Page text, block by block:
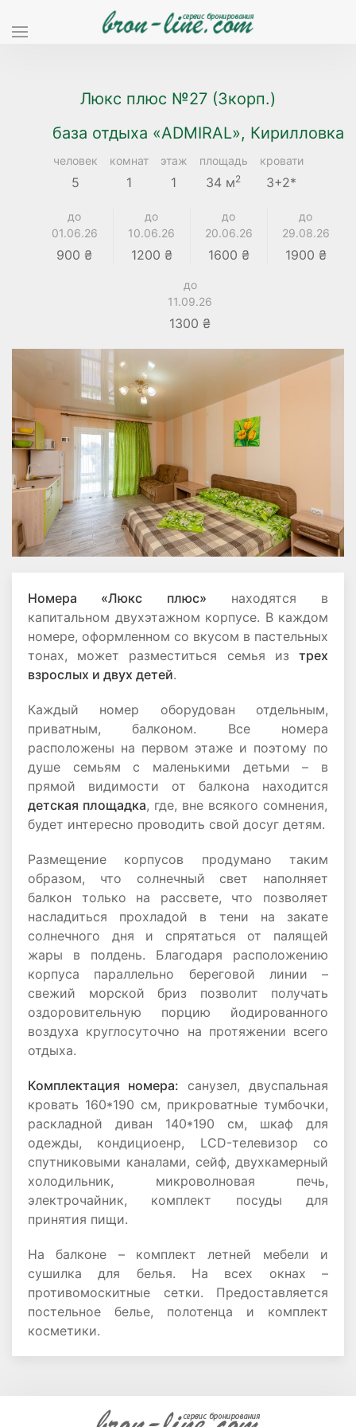
Люкс плюс №27 (3корп.)
база отдыха «ADMIRAL», Кирилловка
человек
5
комнат
1
этаж
1
площадь
34 м2
кровати
3+2*
до
01.06.26
900 ₴
до
10.06.26
1200 ₴
до
20.06.26
1600 ₴
до
29.08.26
1900 ₴
до
11.09.26
1300 ₴
Номера «Люкс плюс» находятся в
капитальном двухэтажном корпусе. В каждом
номере, оформленном со вкусом в пастельных
тонах, может разместиться семья из трех
взрослых и двух детей.
Каждый номер оборудован отдельным,
приватным, балконом. Все номера
расположены на первом этаже и поэтому по
душе семьям с маленькими детьми – в
прямой видимости от балкона находится
детская площадка, где, вне всякого сомнения,
будет интересно проводить свой досуг детям.
Размещение корпусов продумано таким
образом, что солнечный свет наполняет
балкон только на рассвете, что позволяет
насладиться прохладой в тени на закате
солнечного дня и спрятаться от палящей
жары в полдень. Благодаря расположению
корпуса параллельно береговой линии –
свежий морской бриз позволит получать
оздоровительную порцию йодированного
воздуха круглосуточно на протяжении всего
отдыха.
Комплектация номера: санузел, двуспальная
кровать 160*190 см, прикроватные тумбочки,
раскладной диван 140*190 см, шкаф для
одежды, кондициоенр, LCD-телевизор со
спутниковыми каналами, сейф, двухкамерный
холодильник, микроволновая печь,
электрочайник, комплект посуды для
принятия пищи.
На балконе – комплект летней мебели и
сушилка для белья. На всех окнах –
противомоскитные сетки. Предоставляется
постельное белье, полотенца и комплект
косметики.